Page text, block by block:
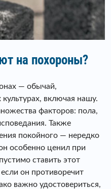
на похороны?
— обычай,
включая нашу.
факторов: пола,
Также
покойного — нередко
особенно ценил при
ставить этот
он противоречит
важно удостовериться,